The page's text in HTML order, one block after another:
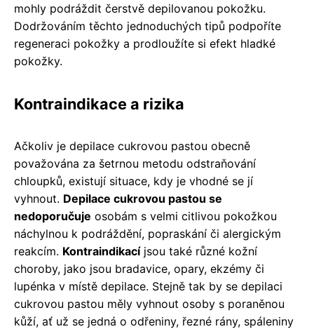
mohly podráždit čerstvě depilovanou pokožku.
Dodržováním těchto jednoduchých tipů podpoříte
regeneraci pokožky a prodloužíte si efekt hladké
pokožky.
Kontraindikace a rizika
Ačkoliv je depilace cukrovou pastou obecně
považována za šetrnou metodu odstraňování
chloupků, existují situace, kdy je vhodné se jí
vyhnout. Depilace cukrovou pastou se
nedoporučuje osobám s velmi citlivou pokožkou
náchylnou k podráždění, popraskání či alergickým
reakcím. Kontraindikacíjsou také různé kožní
choroby, jako jsou bradavice, opary, ekzémy či
lupénka v místě depilace. Stejně tak by se depilaci
cukrovou pastou měly vyhnout osoby s poraněnou
kůží, ať už se jedná o odřeniny, řezné rány, spáleniny